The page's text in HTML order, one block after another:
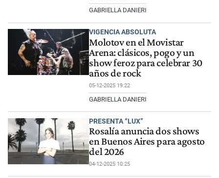
GABRIELLA DANIERI
VIGENCIA ABSOLUTA
Molotov en el Movistar
Arena: clásicos, pogo y un
show feroz para celebrar 30
años de rock
05-12-2025 19:22
GABRIELLA DANIERI
PRESENTA “LUX”
Rosalía anuncia dos shows
en Buenos Aires para agosto
del 2026
04-12-2025 10:25